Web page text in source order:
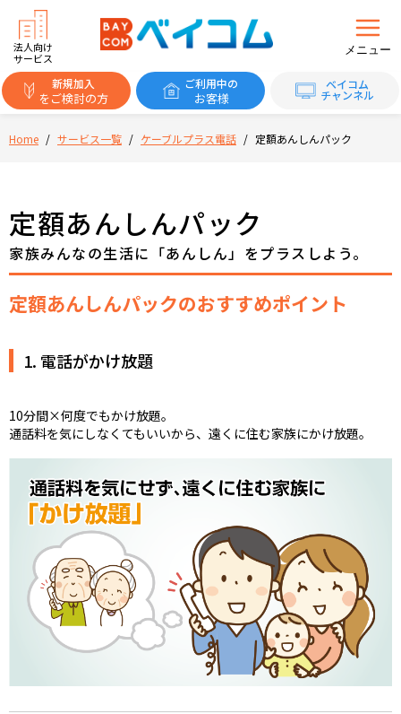
Home / サービス一覧 / ケーブルプラス電話 / 定額あんしんパック
法人向け
サービス
メニュー
新規加入
をご検討の方
ご利用中の
お客様
ベイコム
チャンネル
定額あんしんパック
家族みんなの生活に「あんしん」をプラスしよう。
定額あんしんパックのおすすめポイント
1. 電話がかけ放題
10分間×何度でもかけ放題。
通話料を気にしなくてもいいから、遠くに住む家族にかけ放題。